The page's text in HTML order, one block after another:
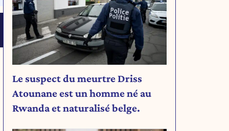
Le suspect du meurtre Driss
Atounane est un homme né au
Rwanda et naturalisé belge.